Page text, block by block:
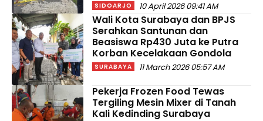
SIDOARJO 10 April 2026 09:41 AM
Wali Kota Surabaya dan BPJS
Serahkan Santunan dan
Beasiswa Rp430 Juta ke Putra
Korban Kecelakaan Gondola
SURABAYA 11 March 2026 05:57 AM
Pekerja Frozen Food Tewas
Tergiling Mesin Mixer di Tanah
Kali Kedinding Surabaya